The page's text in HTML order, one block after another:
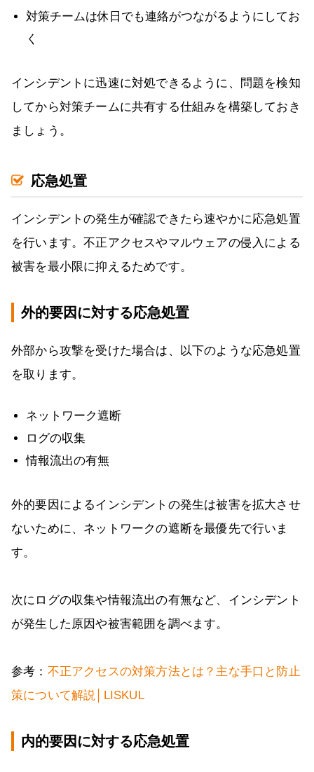
対策チームは休日でも連絡がつながるようにしてお
く
インシデントに迅速に対処できるように、問題を検知
してから対策チームに共有する仕組みを構築しておき
ましょう。
応急処置
インシデントの発生が確認できたら速やかに応急処置
を行います。不正アクセスやマルウェアの侵入による
被害を最小限に抑えるためです。
外的要因に対する応急処置
外部から攻撃を受けた場合は、以下のような応急処置
を取ります。
ネットワーク遮断
ログの収集
情報流出の有無
外的要因によるインシデントの発生は被害を拡大させ
ないために、ネットワークの遮断を最優先で行いま
す。
次にログの収集や情報流出の有無など、インシデント
が発生した原因や被害範囲を調べます。
参考： 不正アクセスの対策方法とは？主な手口と防止
策について解説│LISKUL
内的要因に対する応急処置